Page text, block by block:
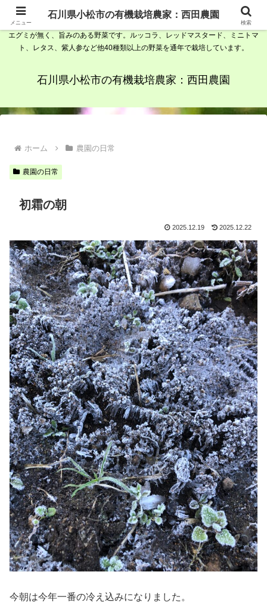
石川県小松市の有機栽培農家、西田農園です。野菜ソムリエで農家が栽培して
いる有機野菜は、植物性由来の素材を発酵させて出来た肥料、堆肥を使用して
エグミが無く、旨みのある野菜です。ルッコラ、レッドマスタード、ミニトマ
ト、レタス、紫人参など他40種類以上の野菜を通年で栽培しています。
石川県小松市の有機栽培農家：西田農園
ホーム 農園の日常
農園の日常
初霜の朝
2025.12.19 2025.12.22
今朝は今年一番の冷え込みになりました。
メニュー
石川県小松市の有機栽培農家：西田農園
検索